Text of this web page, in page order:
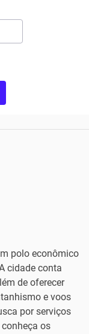
polo econômico
cidade conta
de oferecer
e voos
por serviços
os